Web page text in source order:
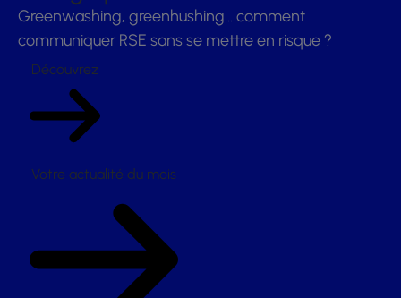
Greenwashing, greenhushing… comment
communiquer RSE sans se mettre en risque ?
Découvrez
Votre actualité du mois